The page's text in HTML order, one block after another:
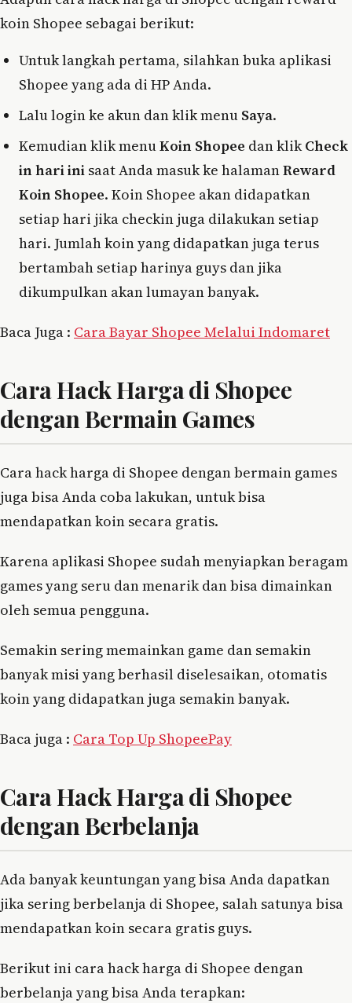
koin Shopee sebagai berikut:
Untuk langkah pertama, silahkan buka aplikasi
Shopee yang ada di HP Anda.
Lalu login ke akun dan klik menu Saya.
Kemudian klik menuKoin Shopee dan klikCheck
in hari ini saat Anda masuk ke halamanReward
Koin Shopee. Koin Shopee akan didapatkan
setiap hari jika checkin juga dilakukan setiap
hari. Jumlah koin yang didapatkan juga terus
bertambah setiap harinya guys dan jika
dikumpulkan akan lumayan banyak.
Baca Juga : Cara Bayar Shopee Melalui Indomaret
Cara Hack Harga di Shopee
dengan Bermain Games
Cara hack harga di Shopee dengan bermain games
juga bisa Anda coba lakukan, untuk bisa
mendapatkan koin secara gratis.
Karena aplikasi Shopee sudah menyiapkan beragam
games yang seru dan menarik dan bisa dimainkan
oleh semua pengguna.
Semakin sering memainkan game dan semakin
banyak misi yang berhasil diselesaikan, otomatis
koin yang didapatkan juga semakin banyak.
Baca juga : Cara Top Up ShopeePay
Cara Hack Harga di Shopee
dengan Berbelanja
Ada banyak keuntungan yang bisa Anda dapatkan
jika sering berbelanja di Shopee, salah satunya bisa
mendapatkan koin secara gratis guys.
Berikut ini cara hack harga di Shopee dengan
berbelanja yang bisa Anda terapkan: